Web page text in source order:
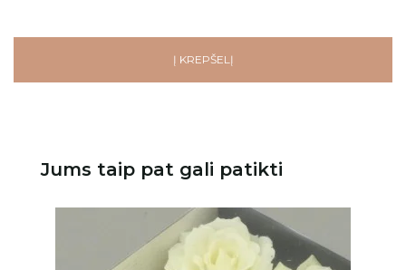
Į KREPŠELĮ
Jums taip pat gali patikti